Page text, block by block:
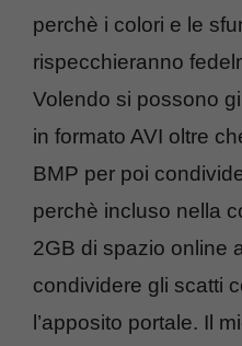
perchè i colori e le
rispecchieranno
Volendo si possono
in formato AVI oltre
BMP per poi
perchè incluso nella
2GB di spazio online
condividere gli scatti
l’apposito portale. Il